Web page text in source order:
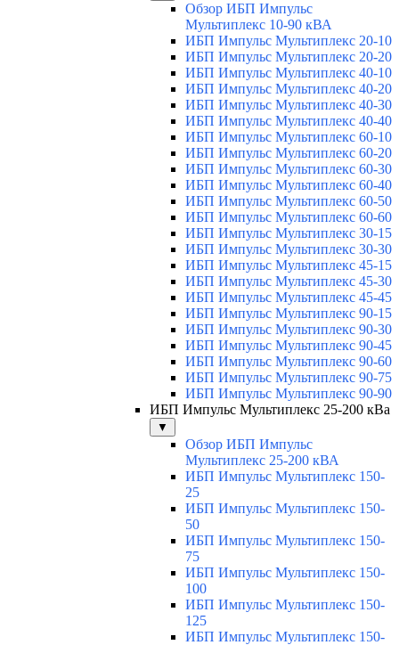
Обзор ИБП Импульс
Мультиплекс 10-90 кВА
ИБП Импульс Мультиплекс 20-10
ИБП Импульс Мультиплекс 20-20
ИБП Импульс Мультиплекс 40-10
ИБП Импульс Мультиплекс 40-20
ИБП Импульс Мультиплекс 40-30
ИБП Импульс Мультиплекс 40-40
ИБП Импульс Мультиплекс 60-10
ИБП Импульс Мультиплекс 60-20
ИБП Импульс Мультиплекс 60-30
ИБП Импульс Мультиплекс 60-40
ИБП Импульс Мультиплекс 60-50
ИБП Импульс Мультиплекс 60-60
ИБП Импульс Мультиплекс 30-15
ИБП Импульс Мультиплекс 30-30
ИБП Импульс Мультиплекс 45-15
ИБП Импульс Мультиплекс 45-30
ИБП Импульс Мультиплекс 45-45
ИБП Импульс Мультиплекс 90-15
ИБП Импульс Мультиплекс 90-30
ИБП Импульс Мультиплекс 90-45
ИБП Импульс Мультиплекс 90-60
ИБП Импульс Мультиплекс 90-75
ИБП Импульс Мультиплекс 90-90
ИБП Импульс Мультиплекс 25-200 кВа
▼
Обзор ИБП Импульс
Мультиплекс 25-200 кВА
ИБП Импульс Мультиплекс 150-
25
ИБП Импульс Мультиплекс 150-
50
ИБП Импульс Мультиплекс 150-
75
ИБП Импульс Мультиплекс 150-
100
ИБП Импульс Мультиплекс 150-
125
ИБП Импульс Мультиплекс 150-